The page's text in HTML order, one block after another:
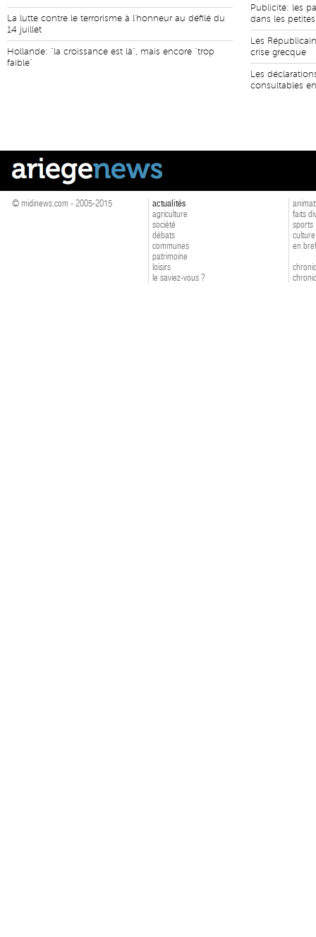
La lutte contre le terrorisme à l'honneur au défilé du
14 juillet
Hollande: "la croissance est là", mais encore "trop
faible"
Publicité: les
dans les
Les
crise grecque
Les
consultables
© midinews.com - 2005-2015
actualités
agriculture
société
débats
communes
patrimoine
loisirs
le saviez-vous ?
faits
sports
culture
en bref